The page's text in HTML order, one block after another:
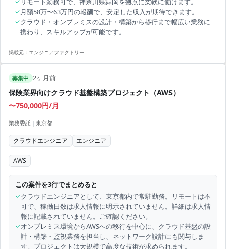
✓月額58万〜63万円の報酬で、安定した収入が期待できます。
✓クラウド・オンプレミスの設計・構築から移行まで幅広い業務に
携わり、スキルアップが可能です。
掲載元： エンジニアファクトリー
募集中 2ヶ月前
保険業界向けクラウド基盤構築プロジェクト（AWS）
〜750,000円/月
業務委託 | 東京都
クラウドエンジニア エンジニア
AWS
この案件を3行でまとめると
✓クラウドエンジニアとして、東京都内で常駐勤務。リモートは不
可で、稼働日数は求人情報に明示されていません。詳細は求人情
報に記載されていません。ご確認ください。
✓オンプレミス環境からAWSへの移行を中心に、クラウド基盤の設
計・構築・監視業務を担当し、ネットワーク設計にも関与しま
す。プロジェクトは大規模で高度な技術が求められます。